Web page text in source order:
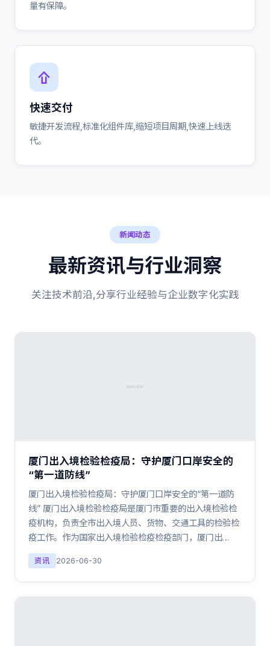
量有保障。
快速交付
敏捷开发流程,标准化组件库,缩短项目周期,快速上线迭
代。
新闻动态
最新资讯与行业洞察
关注技术前沿,分享行业经验与企业数字化实践
厦门出入境检验检疫局：守护厦门口岸安全的
“第一道防线”
厦门出入境检验检疫局：守护厦门口岸安全的“第一道防
线” 厦门出入境检验检疫局是厦门市重要的出入境检验检
疫机构，负责全市出入境人员、货物、交通工具的检验检
疫工作。作为国家出入境检验检疫检疫部门，厦门出…
资讯 2026-06-30